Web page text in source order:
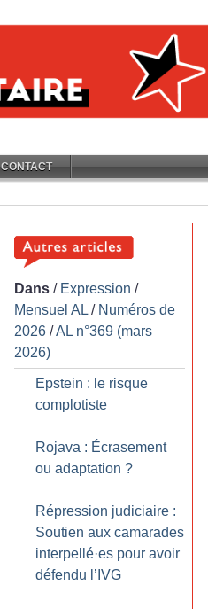
CONTACT
Dans / Expression /
Mensuel AL / Numéros de
2026 /AL n°369 (mars
2026)
Epstein : le risque
complotiste
Rojava : Écrasement
ou adaptation ?
Répression judiciaire :
Soutien aux camarades
interpellé·es pour avoir
défendu l’IVG